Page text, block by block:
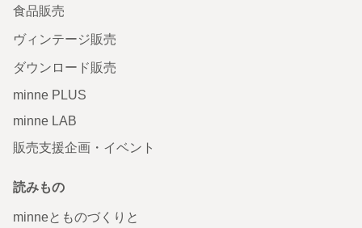
食品販売
ヴィンテージ販売
ダウンロード販売
minne PLUS
minne LAB
販売支援企画・イベント
読みもの
minneとものづくりと